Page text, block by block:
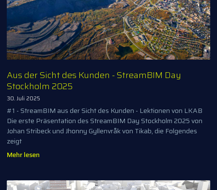
Aus der Sicht des Kunden - StreamBIM Day
Stockholm 2025
30. Juli 2025
#1 - StreamBIM aus der Sicht des Kunden - Lektionen von LKAB
Die erste Präsentation des StreamBIM Day Stockholm 2025 von
Johan Stribeck und Jhonny Gyllenvråk von Tikab, die Folgendes
zeigt
Mehr lesen